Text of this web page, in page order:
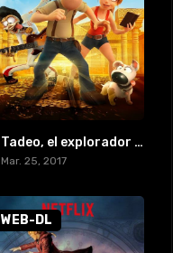
Tadeo, el explorador perdido 2: El secreto del Rey Midas (2017) [BR-RIP] [HD-1080p]
Mar. 25, 2017
WEB-DL